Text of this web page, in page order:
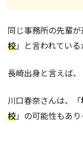
同じ事務所の先輩
校」と言われている
長崎出身と言えば、
川口春奈さんは、「
校」の可能性もあり